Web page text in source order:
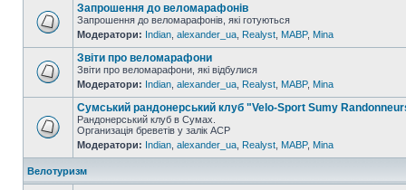
Запрошення до веломарафонів
Запрошення до веломарафонів, які готуються
Модератори: Indian alexander_ua Realyst MABP, Mina
Звіти про веломарафони
Звіти про веломарафони, які відбулися
Модератори: Indian alexander_ua Realyst MABP, Mina
Сумський рандонерський клуб "Velo-Sport Sumy
Рандонерський клуб в Сумах.
Организація бреветів у залік АСР
Модератори: Indian alexander_ua Realyst MABP, Mina
Велотуризм